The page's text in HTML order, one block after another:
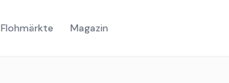
Flohmärkte Magazin